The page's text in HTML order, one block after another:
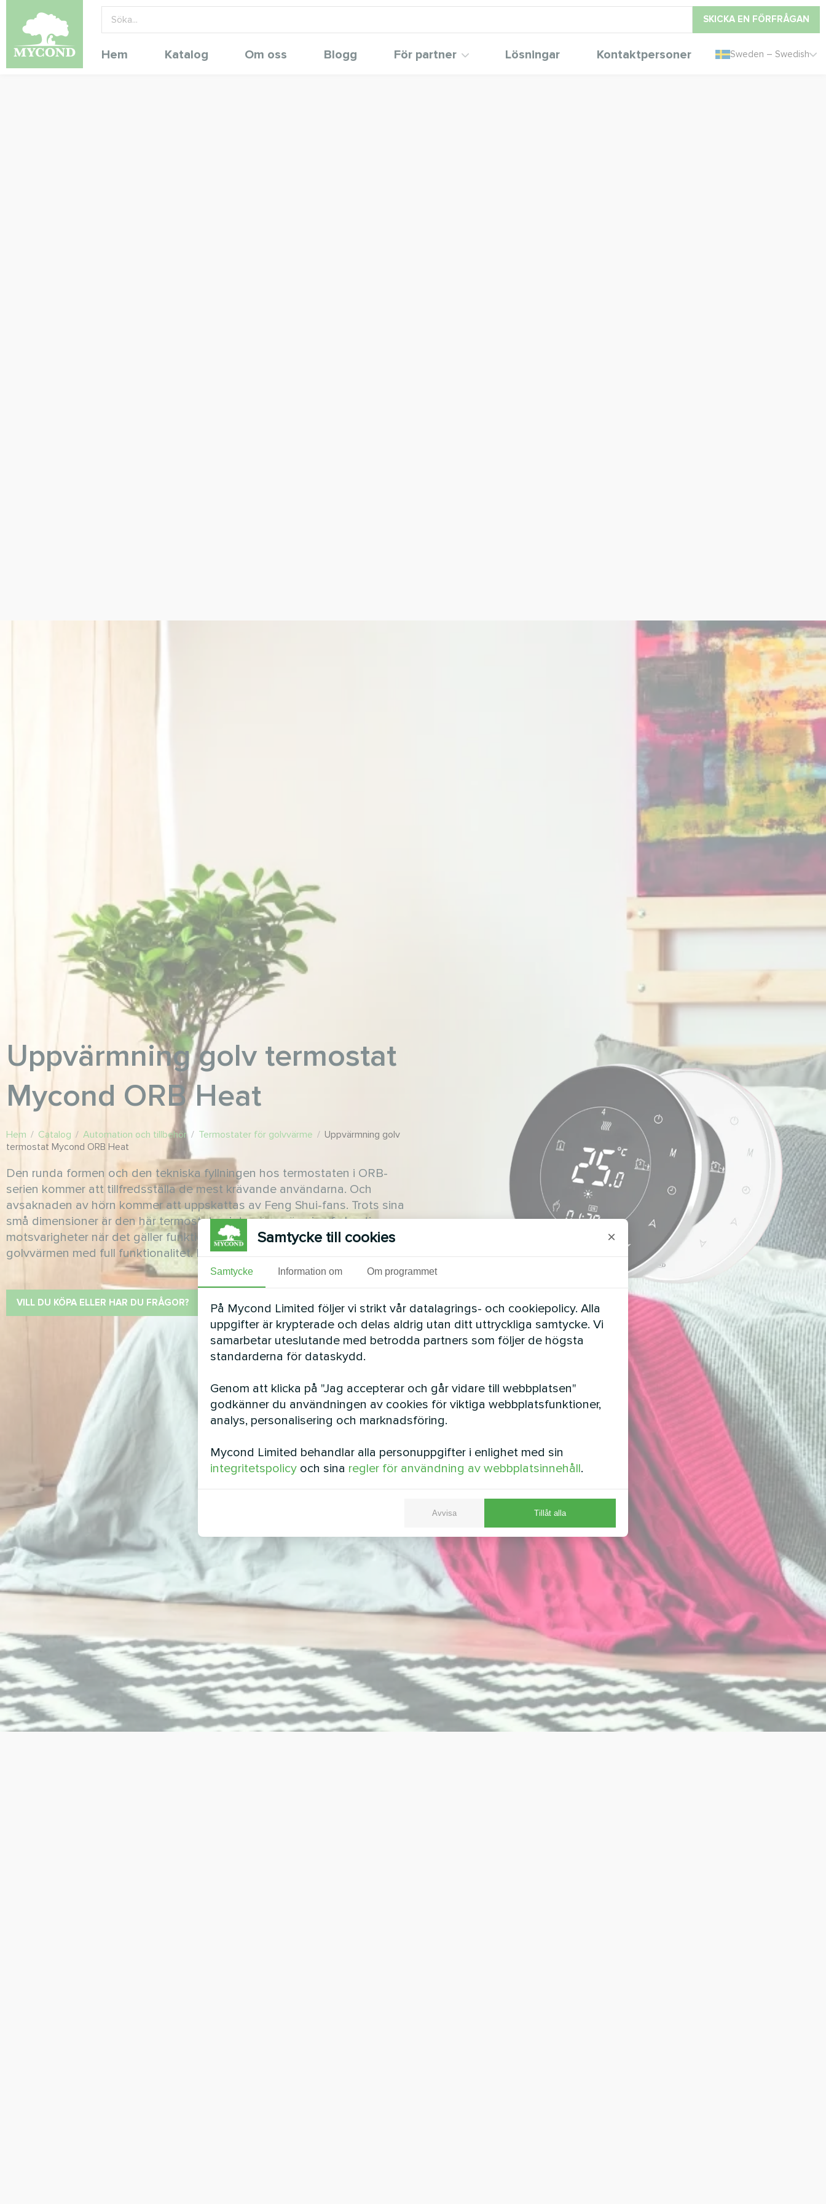
SKICKA EN FÖRFRÅGAN
Hem Katalog Om oss Blogg För partner Lösningar Kontaktpersoner Sweden – Swedish
Uppvärmning golv termostat
Mycond ORB Heat
Hem / Catalog / Automation och tillbehör / Termostater för golvvärme / Uppvärmning golv
termostat Mycond ORB Heat
Den runda formen och den tekniska fyllningen hos termostaten i ORB-
serien kommer att tillfredsställa de mest krävande användarna. Och
avsaknaden av hörn kommer att uppskattas av Feng Shui-fans. Trots sina
små dimensioner är den här termostaten inte sämre än sina fyrkantiga
motsvarigheter när det gäller funktionalitet och gör att du kan styra
golvvärmen med full funktionalitet. Finns i färgerna svart eller vitt
VILL DU KÖPA ELLER HAR DU FRÅGOR?
Samtycke till cookies ×
Samtycke Information om Om programmet
På Mycond Limited följer vi strikt vår datalagrings- och cookiepolicy. Alla
uppgifter är krypterade och delas aldrig utan ditt uttryckliga samtycke. Vi
samarbetar uteslutande med betrodda partners som följer de högsta
standarderna för dataskydd.
Genom att klicka på "Jag accepterar och går vidare till webbplatsen"
godkänner du användningen av cookies för viktiga webbplatsfunktioner,
analys, personalisering och marknadsföring.
Mycond Limited behandlar alla personuppgifter i enlighet med sin
integritetspolicy och sina regler för användning av webbplatsinnehåll.
Avvisa Tillåt alla